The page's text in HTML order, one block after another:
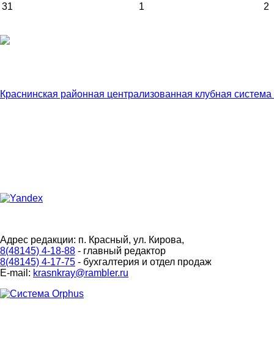
31
1 2
Краснинская районная централизованная клубная
Адрес редакции: п. Красный, ул. Кирова,
8(48145) 4-18-88 - главный редактор
8(48145) 4-17-75 - бухгалтерия и отдел продаж
E-mail: krasnkray@rambler.ru